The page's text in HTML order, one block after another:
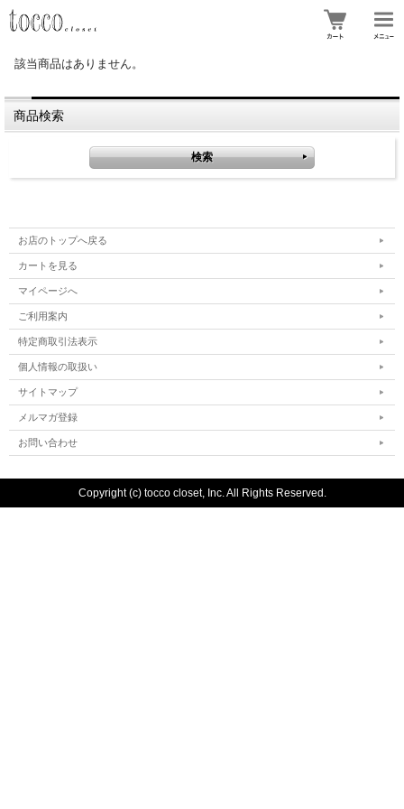
該当商品はありません。
商品検索
お店のトップへ戻る
カートを見る
マイページへ
ご利用案内
特定商取引法表示
個人情報の取扱い
サイトマップ
メルマガ登録
お問い合わせ
Copyright (c) tocco closet, Inc. All Rights Reserved.